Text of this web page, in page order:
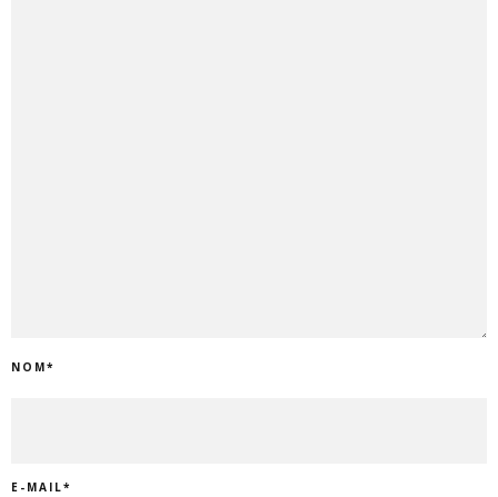
NOM*
E-MAIL*